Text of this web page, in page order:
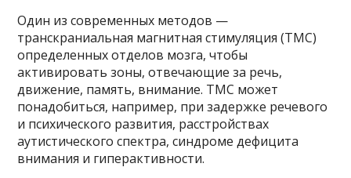
Один из современных методов —
транскраниальная магнитная стимуляция (ТМС)
определенных отделов мозга, чтобы
активировать зоны, отвечающие за речь,
движение, память, внимание. ТМС может
понадобиться, например, при задержке речевого
и психического развития, расстройствах
аутистического спектра, синдроме дефицита
внимания и гиперактивности.